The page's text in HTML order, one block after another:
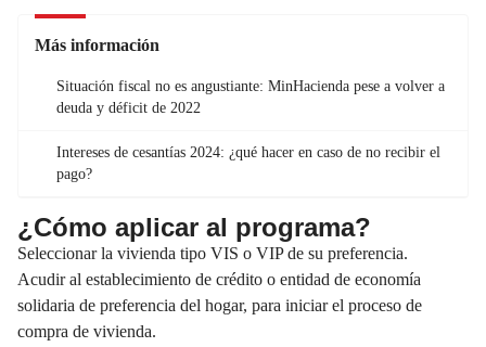
Más información
Situación fiscal no es angustiante: MinHacienda pese a volver a
deuda y déficit de 2022
Intereses de cesantías 2024: ¿qué hacer en caso de no recibir el
pago?
¿Cómo aplicar al programa?
Seleccionar la vivienda tipo VIS o VIP de su preferencia.
Acudir al establecimiento de crédito o entidad de economía
solidaria de preferencia del hogar, para iniciar el proceso de
compra de vivienda.